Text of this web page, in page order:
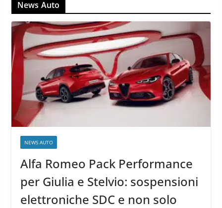
News Auto
NEWS AUTO
Alfa Romeo Pack Performance
per Giulia e Stelvio: sospensioni
elettroniche SDC e non solo